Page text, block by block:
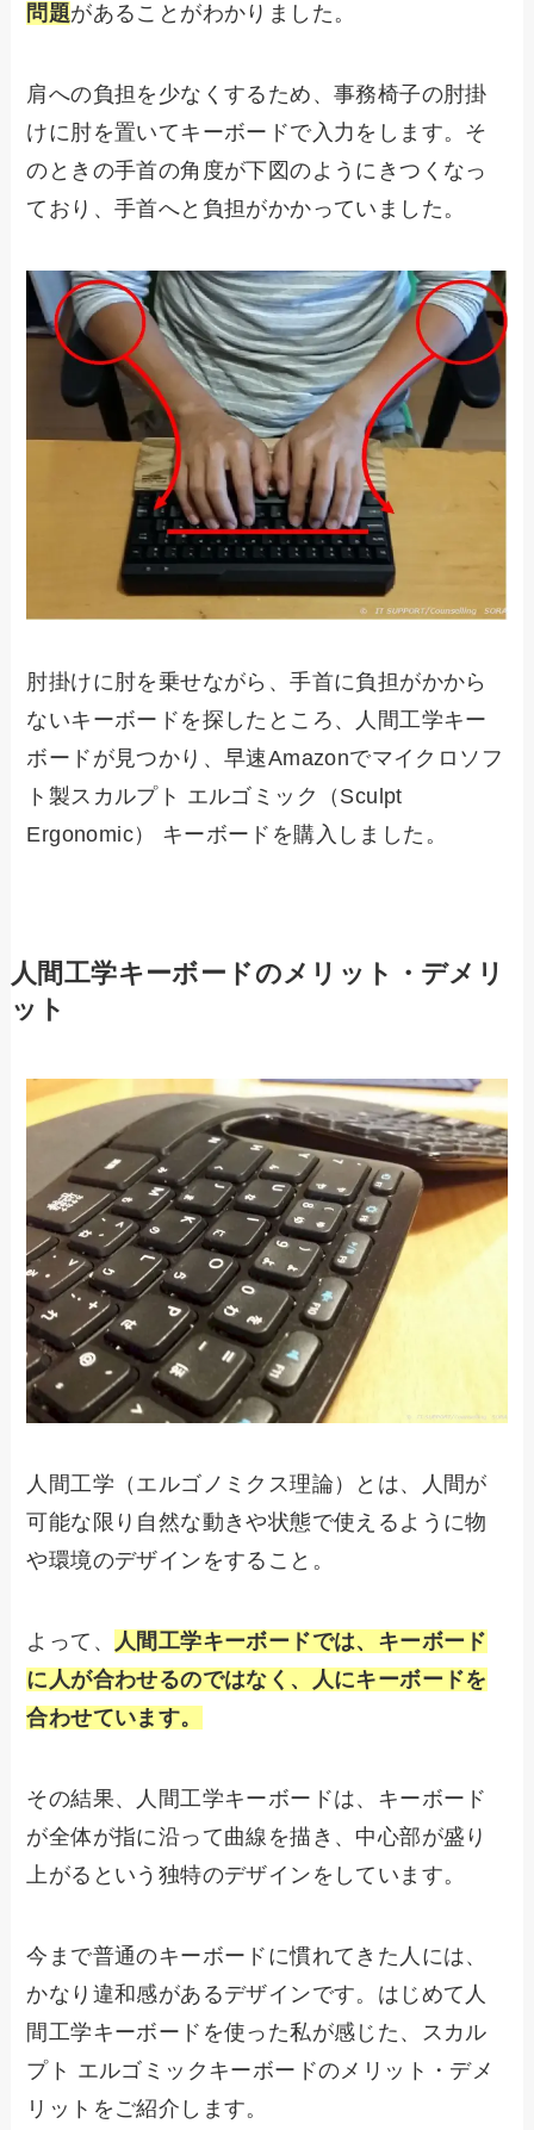
問題があることがわかりました。
肩への負担を少なくするため、事務椅子の肘掛
けに肘を置いてキーボードで入力をします。そ
のときの手首の角度が下図のようにきつくなっ
ており、手首へと負担がかかっていました。
肘掛けに肘を乗せながら、手首に負担がかから
ないキーボードを探したところ、人間工学キー
ボードが見つかり、早速Amazonでマイクロソフ
ト製スカルプト エルゴミック（Sculpt
Ergonomic） キーボードを購入しました。
人間工学キーボードのメリット・デメリ
ット
人間工学（エルゴノミクス理論）とは、人間が
可能な限り自然な動きや状態で使えるように物
や環境のデザインをすること。
よって、 人間工学キーボードでは、キーボード
に人が合わせるのではなく、人にキーボードを
合わせています。
その結果、人間工学キーボードは、キーボード
が全体が指に沿って曲線を描き、中心部が盛り
上がるという独特のデザインをしています。
今まで普通のキーボードに慣れてきた人には、
かなり違和感があるデザインです。はじめて人
間工学キーボードを使った私が感じた、スカル
プト エルゴミックキーボードのメリット・デメ
リットをご紹介します。